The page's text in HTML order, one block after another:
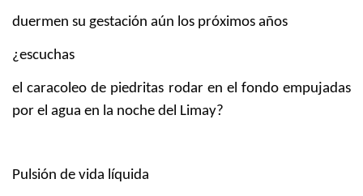
duermen su gestación aún los próximos años
¿escuchas
el caracoleo de piedritas rodar en el fondo empujadas
por el agua en la noche del Limay?
Pulsión de vida líquida